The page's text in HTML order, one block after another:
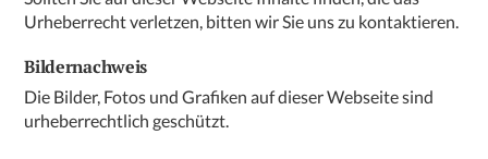
Urheberrecht verletzen, bitten wir Sie uns zu kontaktieren.
Bildernachweis
Die Bilder, Fotos und Grafiken auf dieser Webseite sind
urheberrechtlich geschützt.